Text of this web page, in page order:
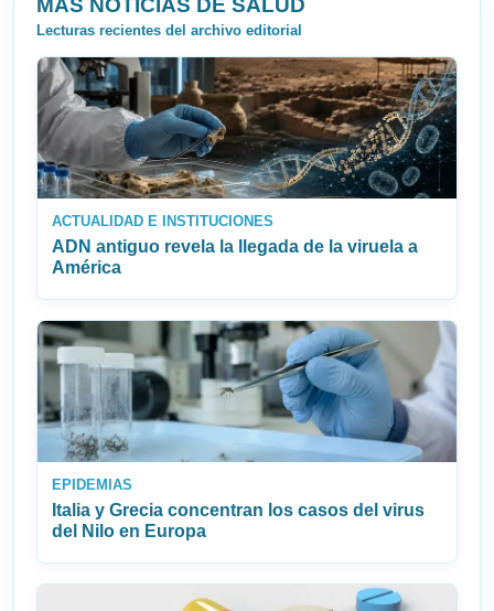
Lecturas recientes del archivo editorial
ACTUALIDAD E INSTITUCIONES
ADN antiguo revela la llegada de la viruela a
América
EPIDEMIAS
Italia y Grecia concentran los casos del virus
del Nilo en Europa